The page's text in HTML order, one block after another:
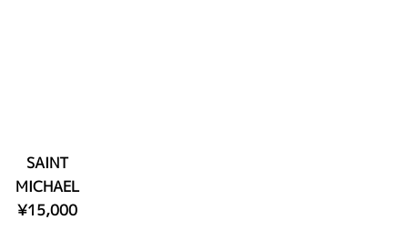
SAINT
MICHAEL
¥15,000